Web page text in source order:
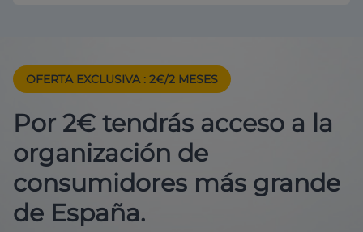
OFERTA EXCLUSIVA : 2€/2 MESES
Por 2€ tendrás acceso a la
organización de
consumidores más grande
de España.